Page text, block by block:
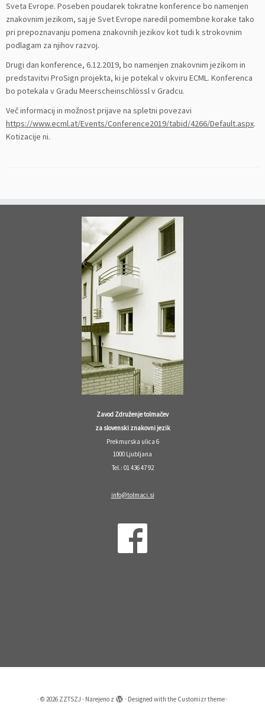
Sveta Evrope. Poseben poudarek tokratne konference bo namenjen
znakovnim jezikom, saj je Svet Evrope naredil pomembne korake tako
pri prepoznavanju pomena znakovnih jezikov kot tudi k strokovnim
podlagam za njihov razvoj.
Drugi dan konference, 6.12.2019, bo namenjen znakovnim jezikom in
predstavitvi ProSign projekta, ki je potekal v okviru ECML. Konferenca
bo potekala v Gradu Meerscheinschlössl v Gradcu.
Več informacij in možnost prijave na spletni povezavi
https://www.ecml.at/Events/Conference2019/tabid/4266/Default.aspx.
Kotizacije ni.
Zavod Združenje tolmačev
za slovenski znakovni jezik
Prekmurska ulica 6
1000 Ljubljana
Tel.: 01 436 47 92
info@tolmaci.si
· © 2026 ZZTSZJ · Narejeno z · Designed with the Customizr theme ·